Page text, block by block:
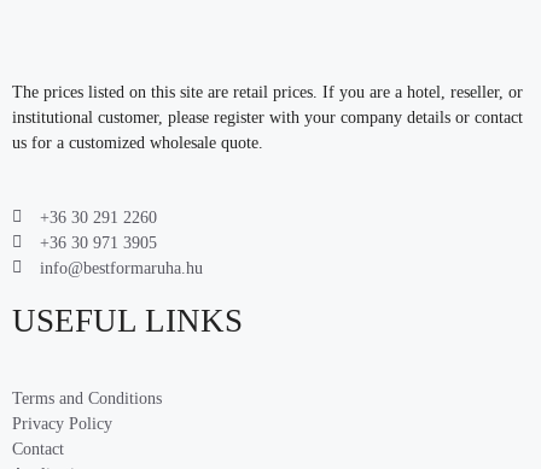
The prices listed on this site are retail prices. If you are a hotel, reseller, or
institutional customer, please register with your company details or contact
us for a customized wholesale quote.
+36 30 291 2260
+36 30 971 3905
info@bestformaruha.hu
USEFUL LINKS
Terms and Conditions
Privacy Policy
Contact